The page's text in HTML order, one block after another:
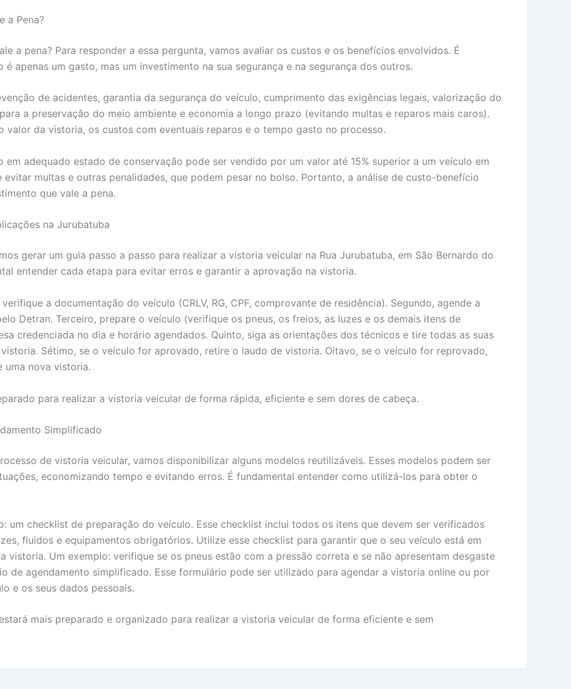
a Pena?
a pena? Para responder a essa pergunta, vamos avaliar os custos e os benefícios envolvidos. É
apenas um gasto, mas um investimento na sua segurança e na segurança dos outros.
de acidentes, garantia da segurança do veículo, cumprimento das exigências legais, valorização do
a preservação do meio ambiente e economia a longo prazo (evitando multas e reparos mais caros).
valor da vistoria, os custos com eventuais reparos e o tempo gasto no processo.
em adequado estado de conservação pode ser vendido por um valor até 15% superior a um veículo em
multas e outras penalidades, que podem pesar no bolso. Portanto, a análise de custo-benefício
que vale a pena.
na Jurubatuba
gerar um guia passo a passo para realizar a vistoria veicular na Rua Jurubatuba, em São Bernardo do
entender cada etapa para evitar erros e garantir a aprovação na vistoria.
a documentação do veículo (CRLV, RG, CPF, comprovante de residência). Segundo, agende a
Detran. Terceiro, prepare o veículo (verifique os pneus, os freios, as luzes e os demais itens de
credenciada no dia e horário agendados. Quinto, siga as orientações dos técnicos e tire todas as suas
Sétimo, se o veículo for aprovado, retire o laudo de vistoria. Oitavo, se o veículo for reprovado,
uma nova vistoria.
para realizar a vistoria veicular de forma rápida, eficiente e sem dores de cabeça.
Simplificado
de vistoria veicular, vamos disponibilizar alguns modelos reutilizáveis. Esses modelos podem ser
economizando tempo e evitando erros. É fundamental entender como utilizá-los para obter o
um checklist de preparação do veículo. Esse checklist inclui todos os itens que devem ser verificados
fluidos e equipamentos obrigatórios. Utilize esse checklist para garantir que o seu veículo está em
vistoria. Um exemplo: verifique se os pneus estão com a pressão correta e se não apresentam desgaste
de agendamento simplificado. Esse formulário pode ser utilizado para agendar a vistoria online ou por
e os seus dados pessoais.
mais preparado e organizado para realizar a vistoria veicular de forma eficiente e sem